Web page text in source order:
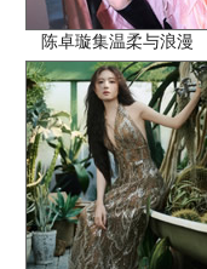
陈卓璇集温柔与浪漫